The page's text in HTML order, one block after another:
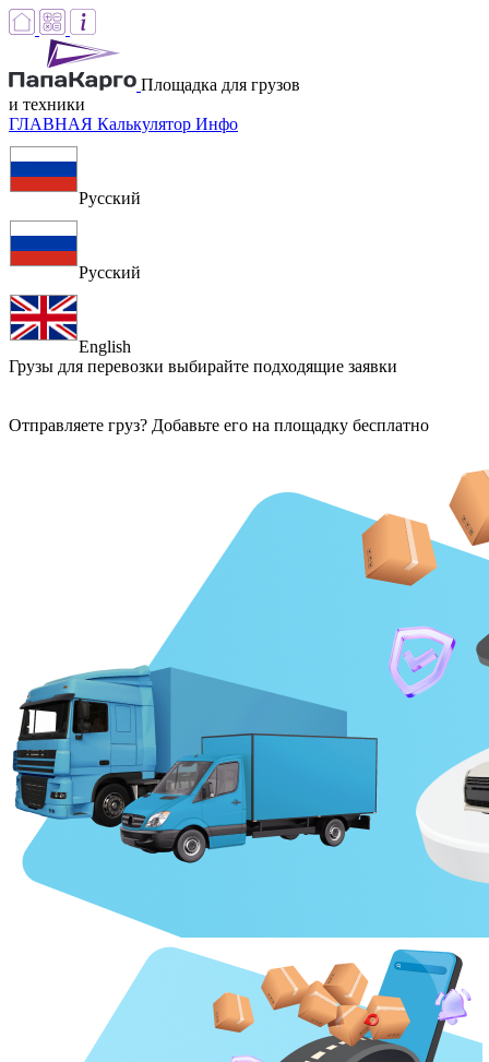
Площадка для грузов
и техники
ГЛАВНАЯ Калькулятор Инфо
Русский
Русский
English
Грузы для перевозки выбирайте подходящие заявки
Отправляете груз? Добавьте его на площадку бесплатно